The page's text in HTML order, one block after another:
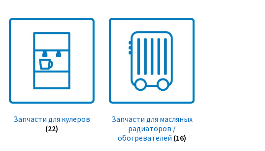
Запчасти для кулеров
(22)
Запчасти для масляных
радиаторов /
обогревателей (16)